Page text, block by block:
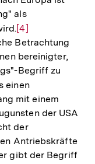
als
Zur
Auflösung
der
Fußnote
[4]
Betrachtung
bereinigter,
Begriff zu
einen
mit einem
der USA
der
Antriebskräfte
gibt der Begriff